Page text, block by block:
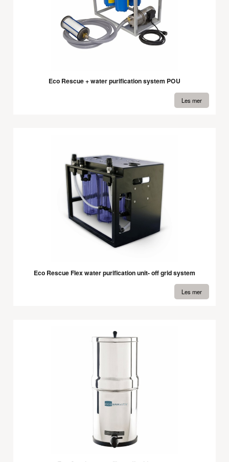
Eco Rescue + water purification system POU
Les mer
Eco Rescue Flex water purification unit- off grid system
Les mer